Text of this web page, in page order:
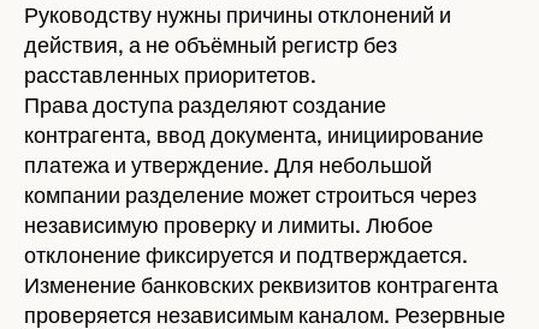
Руководству нужны причины отклонений и
действия, а не объёмный регистр без
расставленных приоритетов.
Права доступа разделяют создание
контрагента, ввод документа, инициирование
платежа и утверждение. Для небольшой
компании разделение может строиться через
независимую проверку и лимиты. Любое
отклонение фиксируется и подтверждается.
Изменение банковских реквизитов контрагента
проверяется независимым каналом. Резервные